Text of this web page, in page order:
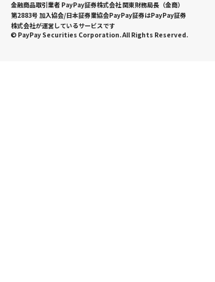
金融商品取引業者 PayPay証券株式会社 関東財務局長（金商）
第2883号 加入協会/日本証券業協会PayPay証券はPayPay証券
株式会社が運営しているサービスです
© PayPay Securities Corporation. All Rights Reserved.